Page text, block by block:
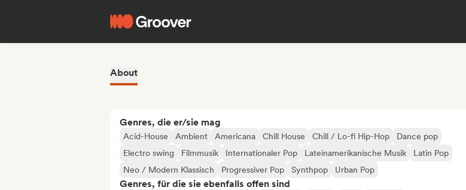
About
Genres, die er/sie mag
Acid-House Ambient Americana Chill House Chill / Lo-fi Hip-Hop
Dance pop
Electro swing
Filmmusik Internationaler Pop Lateinamerikanische Musik
Latin Pop
Neo / Modern Klassisch
Progressiver Pop Synthpop Urban Pop
Genres, für die sie ebenfalls offen sind